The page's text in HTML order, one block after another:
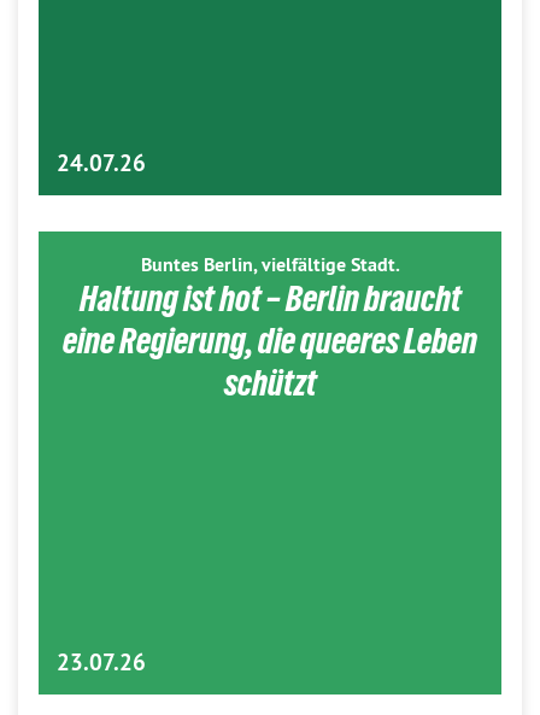
24.07.26
Buntes Berlin, vielfältige Stadt.
Haltung ist hot – Berlin braucht
eine Regierung, die queeres Leben
schützt
23.07.26